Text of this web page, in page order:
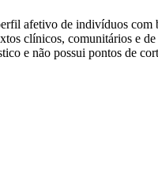
afetivo de indivíduos
clínicos, comunitários e
e não possui pontos de